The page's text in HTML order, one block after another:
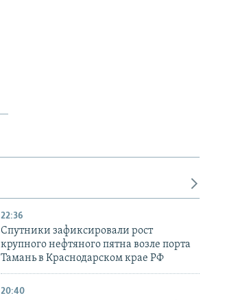
22:36
Спутники зафиксировали рост
крупного нефтяного пятна возле порта
Тамань в Краснодарском крае РФ
20:40